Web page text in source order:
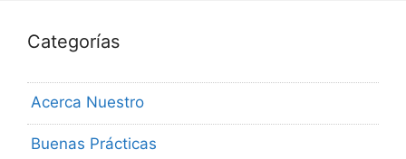
Categorías
Acerca Nuestro
Buenas Prácticas